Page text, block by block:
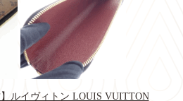
】ルイヴィトン LOUIS VUITTON